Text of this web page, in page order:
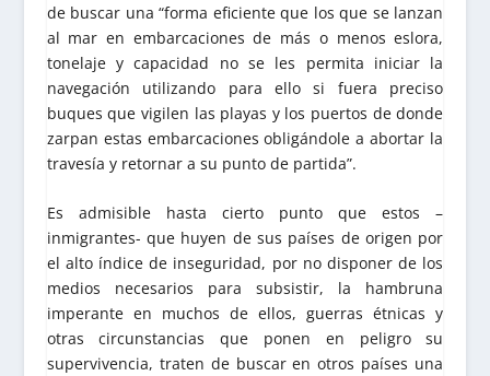
de buscar una “forma eficiente que los que se lanzan
al mar en embarcaciones de más o menos eslora,
tonelaje y capacidad no se les permita iniciar la
navegación utilizando para ello si fuera preciso
buques que vigilen las playas y los puertos de donde
zarpan estas embarcaciones obligándole a abortar la
travesía y retornar a su punto de partida”.
Es admisible hasta cierto punto que estos –
inmigrantes- que huyen de sus países de origen por
el alto índice de inseguridad, por no disponer de los
medios necesarios para subsistir, la hambruna
imperante en muchos de ellos, guerras étnicas y
otras circunstancias que ponen en peligro su
supervivencia, traten de buscar en otros países una